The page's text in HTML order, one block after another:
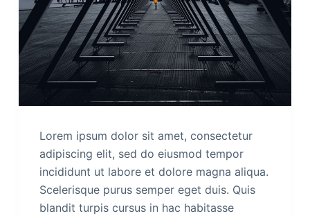
Lorem ipsum dolor sit amet, consectetur
adipiscing elit, sed do eiusmod tempor
incididunt ut labore et dolore magna aliqua.
Scelerisque purus semper eget duis. Quis
blandit turpis cursus in hac habitasse